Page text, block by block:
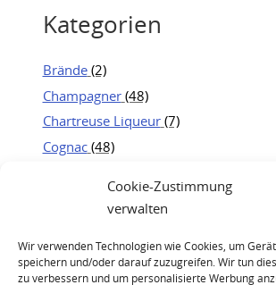
Cookie-Zustimmung
verwalten
Wir verwenden Technologien wie Cookies, um
speichern und/oder darauf zuzugreifen. Wir tun
zu verbessern und um personalisierte Werbung
Kategorien
Brände (2)
Champagner (48)
Chartreuse Liqueur (7)
Cognac (48)
Kweichow Moutai (25)
Rum (23)
Whisky (83)